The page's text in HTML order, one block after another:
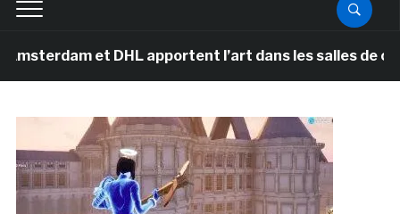
et DHL apportent l’art dans les salles de classe